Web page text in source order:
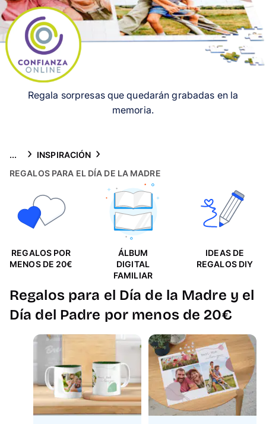
Tarjetas
Inspiración
Atención al cliente
Regala sorpresas que quedarán grabadas en la
memoria.
...
INSPIRACIÓN
REGALOS PARA EL DÍA DE LA MADRE
REGALOS POR
MENOS DE 20€
ÁLBUM
DIGITAL
FAMILIAR
IDEAS DE
REGALOS DIY
Regalos para el Día de la Madre y el
Día del Padre por menos de 20€